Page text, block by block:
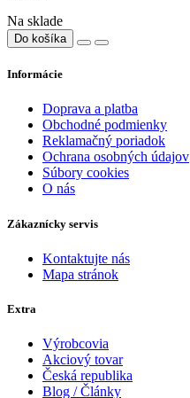
Na sklade
Do košíka
Informácie
Doprava a platba
Obchodné podmienky
Reklamačný poriadok
Ochrana osobných údajov
Súbory cookies
O nás
Zákaznícky servis
Kontaktujte nás
Mapa stránok
Extra
Výrobcovia
Akciový tovar
Česká republika
Blog / Články